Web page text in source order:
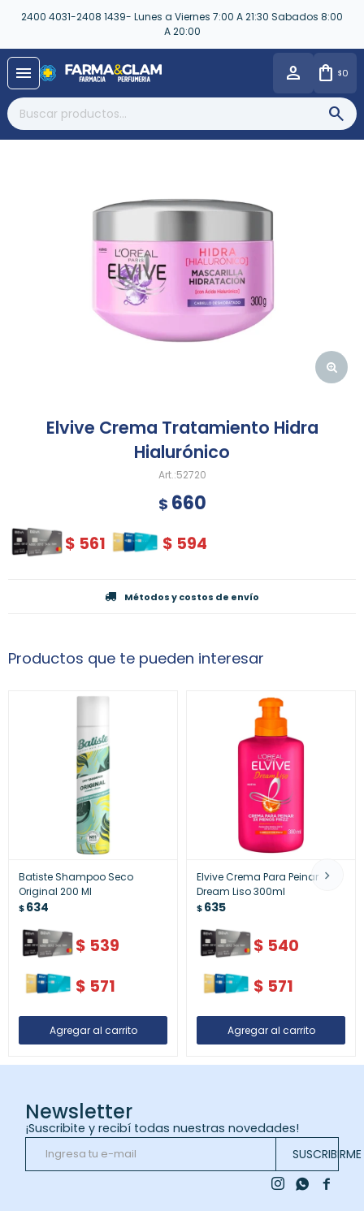
2400 4031-2408 1439- Lunes a Viernes 7:00 A 21:30 Sabados 8:00
A 20:00
menu $0
Elvive Crema Tratamiento Hidra
Hialurónico
52720
$ 660
$ 561 $ 594
Métodos y costos de envío
Productos que te pueden interesar
Batiste Shampoo Seco
Original 200 Ml
$634
$ 539
$ 571
Elvive Crema Para Peinar
Dream Liso 300ml
$635
$ 540
$ 571
Newsletter
¡Suscribite y recibí todas nuestras novedades!
SUSCRIBIRME

 